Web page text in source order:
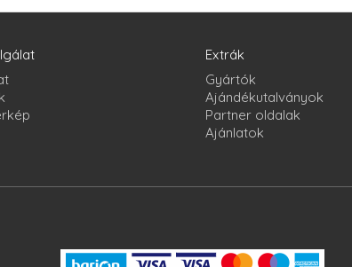
Extrák
Gyártók
Ajándékutalványok
Partner oldalak
Ajánlatok